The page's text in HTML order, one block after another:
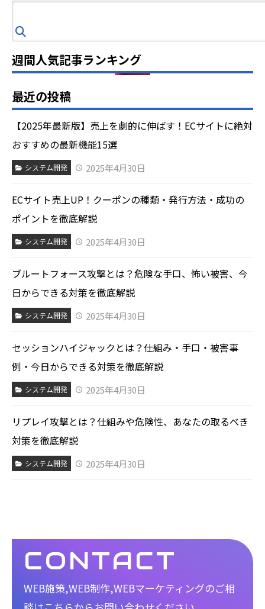
索
週間人気記事ランキング
最近の投稿
【2025年最新版】売上を劇的に伸ばす！ECサイトに絶対
おすすめの最新機能15選
システム開発 2025年4月30日
ECサイト売上UP！クーポンの種類・発行方法・成功の
ポイントを徹底解説
システム開発 2025年4月30日
ブルートフォース攻撃とは？危険な手口、怖い被害、今
日からできる対策を徹底解説
システム開発 2025年4月30日
セッションハイジャックとは？仕組み・手口・被害事
例・今日からできる対策を徹底解説
システム開発 2025年4月30日
リプレイ攻撃とは？仕組みや危険性、あなたの取るべき
対策を徹底解説
システム開発 2025年4月30日
CONTACT
WEB施策,WEB制作,WEBマーケティングのご相